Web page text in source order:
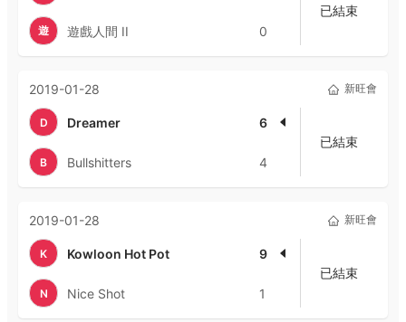
遊 遊戲人間 II 0
已結束
2019-01-28 新旺會
D Dreamer 6
B Bullshitters 4
已結束
2019-01-28 新旺會
K Kowloon Hot Pot 9
N Nice Shot 1
已結束